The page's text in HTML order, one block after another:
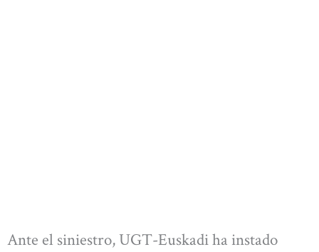
Ante el siniestro, UGT-Euskadi ha instado